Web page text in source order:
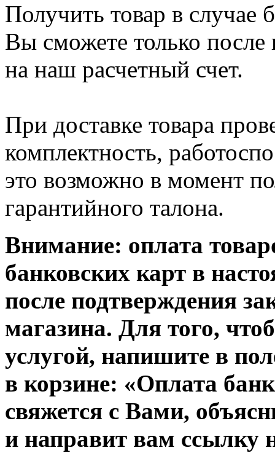
Получить товар в случае
Вы сможете только
на наш расчетный счет.
При доставке товара
комплектность,
это возможно в момент
гарантийного талона.
Внимание: оплата
банковских карт в
после подтверждения
магазина. Для того,
услугой, напишите в
в корзине: «Оплата
свяжется с Вами,
и направит вам ссылку